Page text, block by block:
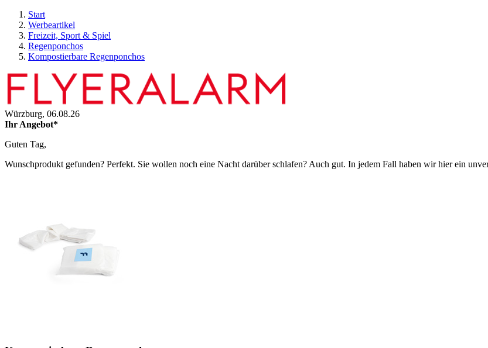
Start
Werbeartikel
Freizeit, Sport & Spiel
Regenponchos
Kompostierbare Regenponchos
Würzburg, 06.08.26
Ihr Angebot*
Guten Tag,
Wunschprodukt gefunden? Perfekt. Sie wollen noch eine Nacht darüber schlafen? Auch gut. In jedem Fall haben wir hier ein